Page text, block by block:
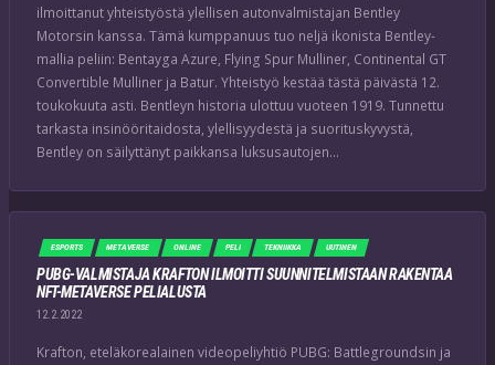
ilmoittanut yhteistyöstä ylellisen autonvalmistajan Bentley
Motorsin kanssa. Tämä kumppanuus tuo neljä ikonista Bentley-
mallia peliin: Bentayga Azure, Flying Spur Mulliner, Continental GT
Convertible Mulliner ja Batur. Yhteistyö kestää tästä päivästä 12.
toukokuuta asti. Bentleyn historia ulottuu vuoteen 1919. Tunnettu
tarkasta insinööritaidosta, ylellisyydestä ja suorituskyvystä,
Bentley on säilyttänyt paikkansa luksusautojen…
ESPORTS METAVERSE ONLINE PELI TEKNIIKKA UUTINEN
PUBG-VALMISTAJA KRAFTON ILMOITTI SUUNNITELMISTAAN RAKENTAA
NFT-METAVERSE PELIALUSTA
12.2.2022
Krafton, eteläkorealainen videopeliyhtiö PUBG: Battlegroundsin ja